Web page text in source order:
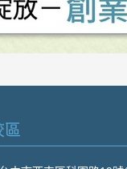
區